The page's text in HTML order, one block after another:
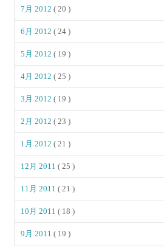
7月 2012( 20 )
6月 2012( 24 )
5月 2012( 19 )
4月 2012( 25 )
3月 2012( 19 )
2月 2012( 23 )
1月 2012( 21 )
12月 2011( 25 )
11月 2011( 21 )
10月 2011( 18 )
9月 2011( 19 )